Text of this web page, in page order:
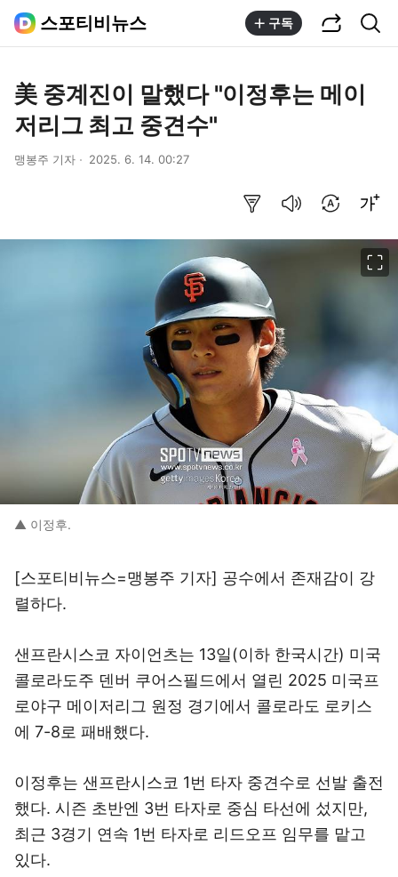
스포티비뉴스 구독
美 중계진이 말했다 "이정후는 메이
저리그 최고 중견수"
맹봉주 기자 2025. 6. 14. 00:27
▲ 이정후.
[스포티비뉴스=맹봉주 기자] 공수에서 존재감이 강
렬하다.
샌프란시스코 자이언츠는 13일(이하 한국시간) 미국
콜로라도주 덴버 쿠어스필드에서 열린 2025 미국프
로야구 메이저리그 원정 경기에서 콜로라도 로키스
에 7-8로 패배했다.
이정후는 샌프란시스코 1번 타자 중견수로 선발 출전
했다. 시즌 초반엔 3번 타자로 중심 타선에 섰지만,
최근 3경기 연속 1번 타자로 리드오프 임무를 맡고
있다.